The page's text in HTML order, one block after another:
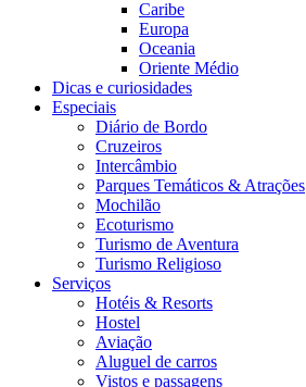
Caribe
Europa
Oceania
Oriente Médio
Dicas e curiosidades
Especiais
Diário de Bordo
Cruzeiros
Intercâmbio
Parques Temáticos & Atrações
Mochilão
Ecoturismo
Turismo de Aventura
Turismo Religioso
Serviços
Hotéis & Resorts
Hostel
Aviação
Aluguel de carros
Vistos e passagens